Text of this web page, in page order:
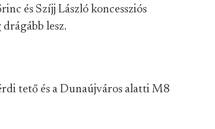
és Szíjj László koncessziós
lesz.
tető és a Dunaújváros alatti M8